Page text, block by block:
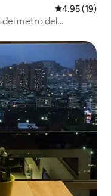
Calificación
4.95 (19)
del metro del
calle
(18